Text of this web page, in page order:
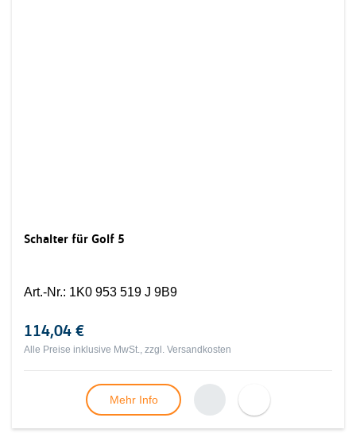
Schalter für Golf 5
Art.-Nr.: 1K0 953 519 J 9B9
114,04 €
Alle Preise inklusive MwSt., zzgl. Versandkosten
Mehr Info